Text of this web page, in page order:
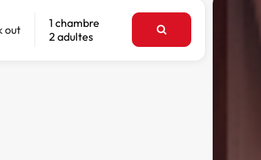
out
1 chambre
2 adultes